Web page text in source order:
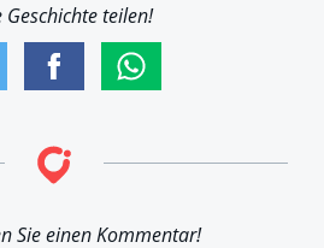
Geschichte teilen!
Sie einen Kommentar!